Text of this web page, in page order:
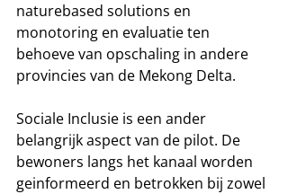
naturebased solutions en
monotoring en evaluatie ten
behoeve van opschaling in andere
provincies van de Mekong Delta.
Sociale Inclusie is een ander
belangrijk aspect van de pilot. De
bewoners langs het kanaal worden
geinformeerd en betrokken bij zowel